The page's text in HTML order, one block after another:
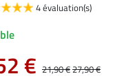
4 évaluation(s)
€ 21,90 €27,90 €